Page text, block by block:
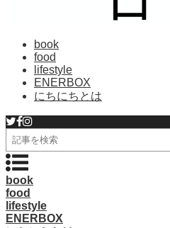
book
food
lifestyle
ENERBOX
にちにちとは
検
索
book
food
lifestyle
ENERBOX